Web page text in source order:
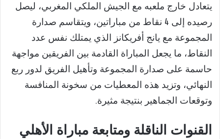
يتعادل خارج ملعبه مع الجيش الملكي المغربي، ليصل
رصيده إلى 4 نقاط من مباراتين، ويتقاسم صدارة
المجموعة مع يانج أفريكانز الذي يمتلك نفس عدد
النقاط، ما يجعل المباراة القادمة بين الفريقين مواجهة
حاسمة على صدارة المجموعة وتأهيل الفريق لدور ربع
النهائي، وتزيد هذه المعطيات من سخونة المنافسة
وتوقعات الجماهير بنتيجة مثيرة.
القنوات الناقلة ومتابعة مباراة الأهلي